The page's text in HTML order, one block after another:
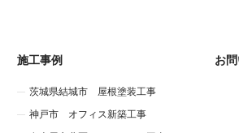
施工事例
茨城県結城市 屋根塗装工事
神戸市 オフィス新築工事
お